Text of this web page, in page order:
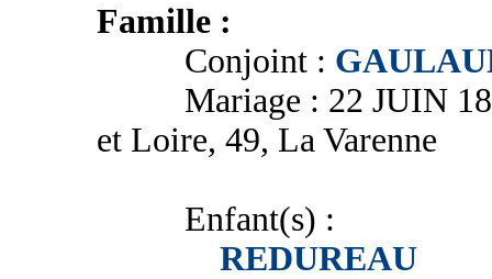
Famille :
Conjoint :
Mariage : 22 JUIN
et Loire, 49, La Varenne
Enfant(s) :
REDUREAU